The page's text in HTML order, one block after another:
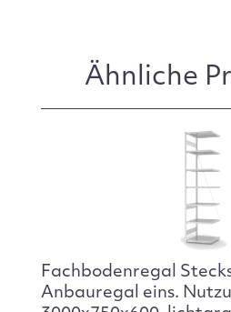
Ähnliche
Fachbodenregal
Anbauregal eins.